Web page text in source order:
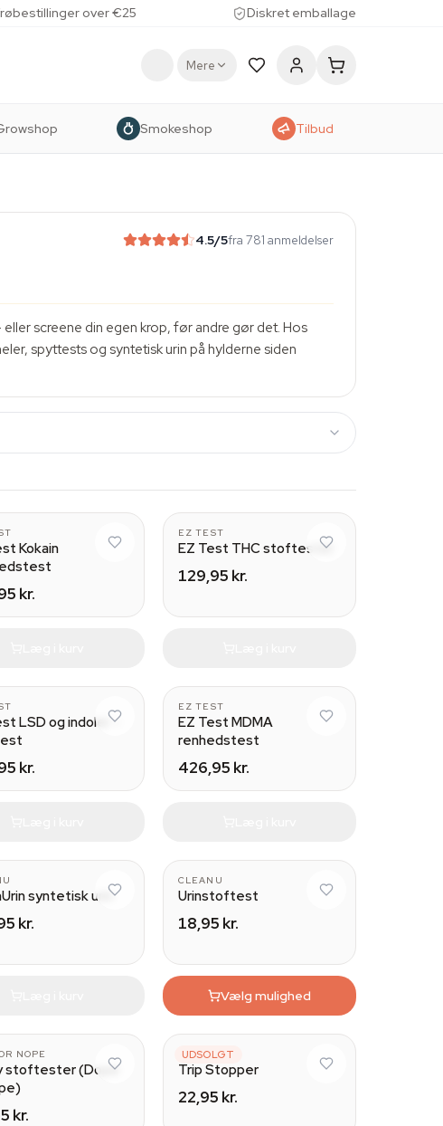
over €25 Diskret emballage
Mere
Smokeshop Tilbud
4.5/5fra 781 anmeldelser
screene din egen krop, før andre gør det. Hos
spyttests og syntetisk urin på hylderne siden
5
Kokain
kr.
5
EZ TEST
EZ Test THC stoftester
129,95 kr.
LSD og indoler –
kr.
EZ TEST
EZ Test MDMA
renhedstest
426,95 kr.
syntetisk urin
kr.
CLEANU
Urinstoftest
18,95 kr.
Vælg mulighed
NOPE
stoftester (Dope
kr.
UDSOLGT
AZARIUS
Trip Stopper
22,95 kr.